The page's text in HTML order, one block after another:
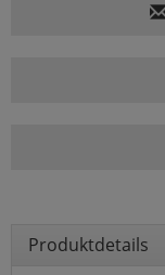
Produktdetails